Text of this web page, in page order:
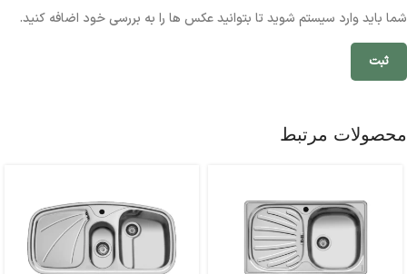
شما باید وارد سیستم شوید تا بتوانید عکس ها را به بررسی خود اضافه کنید.
محصولات مرتبط